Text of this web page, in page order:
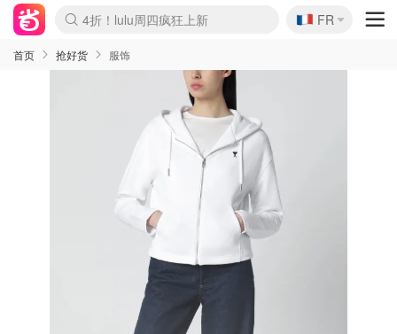
Boticinal 夏促开抢！
4折！lulu周四疯狂上新
还没结束！&OtherStories大促
Joybuy变相75折 随时失效
速领！Stanley独家85折
疑似霸哥！Camper额外叠85折
Zalando 奥莱闪促！每日更新
Moncler反季囤！5折起+叠9折
Coach Brooklyn仅€192
🇫🇷
FR
首页 抢好货 服饰